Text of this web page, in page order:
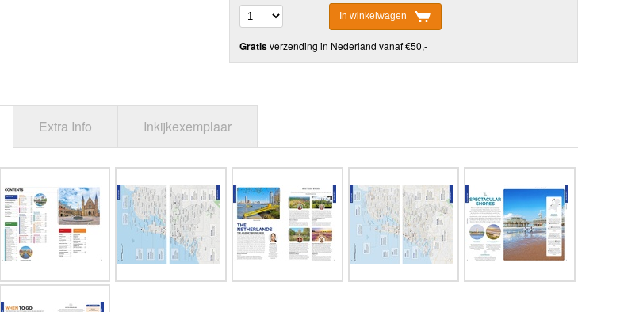
In winkelwagen
Gratisverzending in Nederland vanaf €50,-
Extra Info Inkijkexemplaar